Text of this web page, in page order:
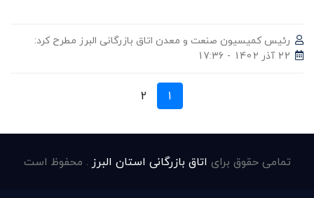
رئیس کمیسیون صنعت و معدن اتاق بازرگانی البرز مطرح کرد:
22 آذر 1402 - 17:36
1
2
تمامی حقوق برای اتاق بازرگانی استان البرز . محفوظ است